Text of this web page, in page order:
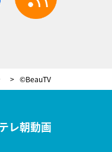
©BeauTV
レ朝動画